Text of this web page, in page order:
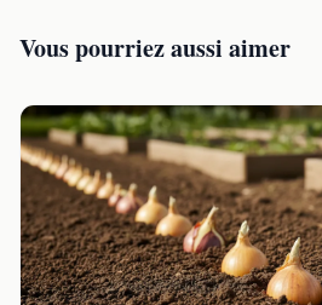
Vous pourriez aussi aimer